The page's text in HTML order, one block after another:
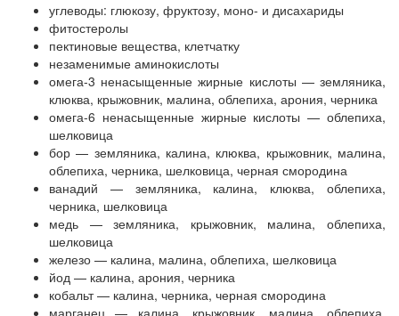
углеводы: глюкозу, фруктозу, моно- и дисахариды
фитостеролы
пектиновые вещества, клетчатку
незаменимые аминокислоты
омега-3 ненасыщенные жирные кислоты — земляника,
клюква, крыжовник, малина, облепиха, арония, черника
омега-6 ненасыщенные жирные кислоты — облепиха,
шелковица
бор — земляника, калина, клюква, крыжовник, малина,
облепиха, черника, шелковица, черная смородина
ванадий — земляника, калина, клюква, облепиха,
черника, шелковица
медь — земляника, крыжовник, малина, облепиха,
шелковица
железо — калина, малина, облепиха, шелковица
йод — калина, арония, черника
кобальт — калина, черника, черная смородина